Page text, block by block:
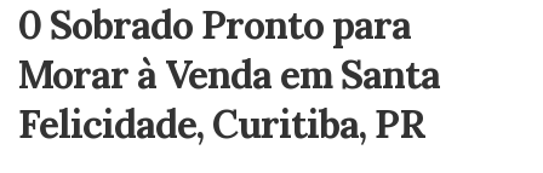
0 Sobrado Pronto para
Morar à Venda em Santa
Felicidade, Curitiba, PR